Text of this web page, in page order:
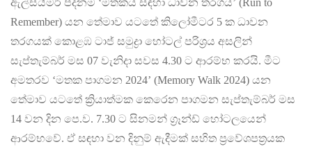
ඇල්සයිමර් පදනම ‘මතකය සඳහා ධාවන තරගය’ (Run to
Remember) යන තේමාව යටතේ කිලෝමීටර 5 ක ධාවන
තරගයක් කොළඹ ටාජ් සමුද්‍රා හෝටල් පරිශ්‍රය අසලින්
සැප්තැම්බර් මස 07 වැනිදා සවස 4.30 ට ආරම්භ කරයි. මීට
අමතරව ‘මතක පාගමන 2024’ (Memory Walk 2024) යන
තේමාව යටතේ ක්‍රියාත්මක කෙරෙන පාගමන සැප්තැම්බර් මස
14 වන දින පෙ.ව. 7.30 ට සිනමන් ග්‍රෑන්ඩ් හෝටලයෙන්
ආරම්භවේ. ඒ සඳහා වන දිනුම් ඇදීමක් සහිත ප්‍රවේශපත්‍රයක